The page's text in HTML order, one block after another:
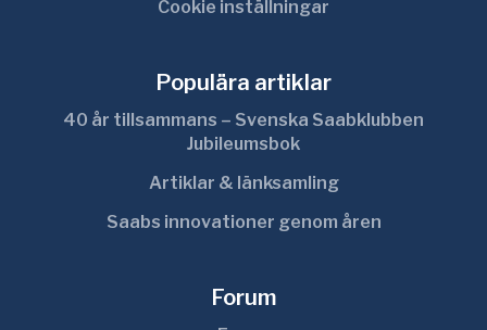
Cookie inställningar
Populära artiklar
40 år tillsammans – Svenska Saabklubben
Jubileumsbok
Artiklar & länksamling
Saabs innovationer genom åren
Forum